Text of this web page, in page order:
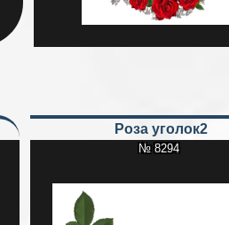
Роза уголок2
№ 8294